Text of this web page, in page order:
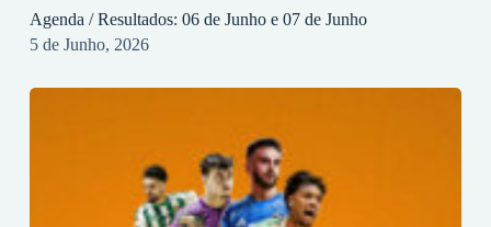
Agenda / Resultados: 06 de Junho e 07 de Junho
5 de Junho, 2026